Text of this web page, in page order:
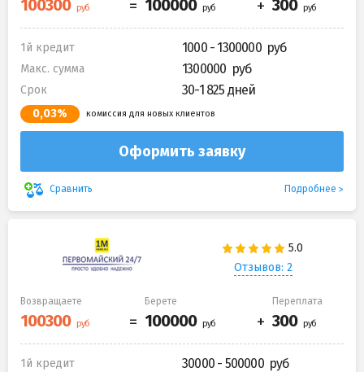
1й кредит 1000 - 1300000
Макс. сумма 1300000
Срок 30-1 825 дней
0,03% комиссия для новых клиентов
Оформить заявку
Сравнить Подробнее
Отзывов: 2
Возвращаете Берете Переплата
1й кредит 30000 - 500000